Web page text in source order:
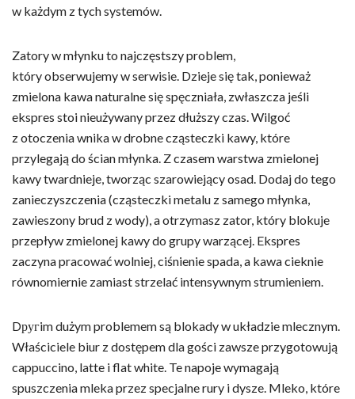
w każdym z tych systemów.
Zatory w młynku to najczęstszy problem,
który obserwujemy w serwisie. Dzieje się tak, ponieważ
zmielona kawa naturalne się spęczniała, zwłaszcza jeśli
ekspres stoi nieużywany przez dłuższy czas. Wilgoć
z otoczenia wnika w drobne cząsteczki kawy, które
przylegają do ścian młynka. Z czasem warstwa zmielonej
kawy twardnieje, tworząc szarowiejący osad. Dodaj do tego
zanieczyszczenia (cząsteczki metalu z samego młynka,
zawieszony brud z wody), a otrzymasz zator, który blokuje
przepływ zmielonej kawy do grupy warzącej. Ekspres
zaczyna pracować wolniej, ciśnienie spada, a kawa cieknie
równomiernie zamiast strzelać intensywnym strumieniem.
Dругim dużym problemem są blokady w układzie mlecznym.
Właściciele biur z dostępem dla gości zawsze przygotowują
cappuccino, latte i flat white. Te napoje wymagają
spuszczenia mleka przez specjalne rury i dysze. Mleko, które